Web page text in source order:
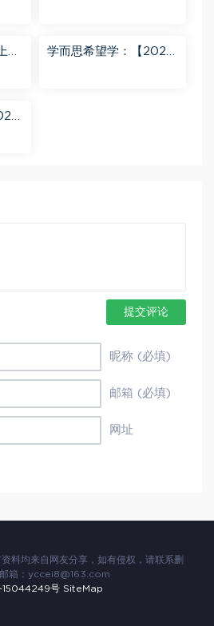
】
学而思希望学：【2024
提交评论
昵称 (必填)
邮箱 (必填)
网址
料均来自网友分享，如有侵权，请联系删
箱： yccei8@163.com
15044249号 SiteMap